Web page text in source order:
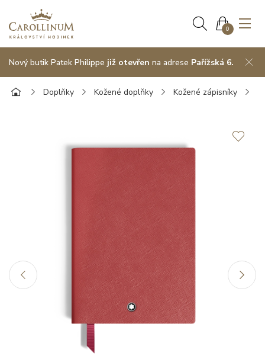
0
Nový butik Patek Philippe již otevřen na adrese Pařížská 6.
Doplňky Kožené doplňky Kožené zápisníky